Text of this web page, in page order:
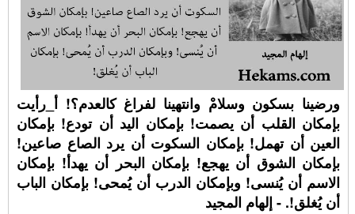
ورضينا بسكون وسلامْ وانتهينا لفراغ كالعدم؟! أ_رأيت
بإمكان القلب أن يصمت! بإمكان اليد أن تودع! بإمكان
العين أن تهمل! بإمكان السكوت أن يرد الصاع صاعين!
بإمكان الشوق أن يهجع! بإمكان البحر أن يهدأ! بإمكان
الاسم أن يُنسى! وبإمكان الدرب أن يُمحى! بإمكان الباب
أن يُغلق!. - إلهام المجيد